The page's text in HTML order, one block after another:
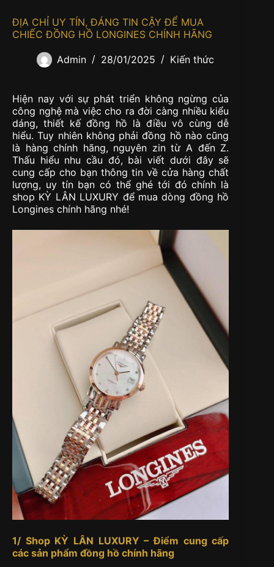
ĐỊA CHỈ UY TÍN, ĐÁNG TIN CẬY ĐỂ MUA
CHIẾC ĐỒNG HỒ LONGINES CHÍNH HÃNG
Admin 28/01/2025 Kiến thức
Hiện nay với sự phát triển không ngừng của
công nghệ mà việc cho ra đời càng nhiều kiểu
dáng, thiết kế đồng hồ là điều vô cùng dễ
hiểu. Tuy nhiên không phải đồng hồ nào cũng
là hàng chính hãng, nguyên zin từ A đến Z.
Thấu hiểu nhu cầu đó, bài viết dưới đây sẽ
cung cấp cho bạn thông tin về cửa hàng chất
lượng, uy tín bạn có thể ghé tới đó chính là
shop KỲ LÂN LUXURY để mua dòng đồng hồ
Longines chính hãng nhé!
1/ Shop KỲ LÂN LUXURY – Điểm cung cấp
các sản phẩm đồng hồ chính hãng